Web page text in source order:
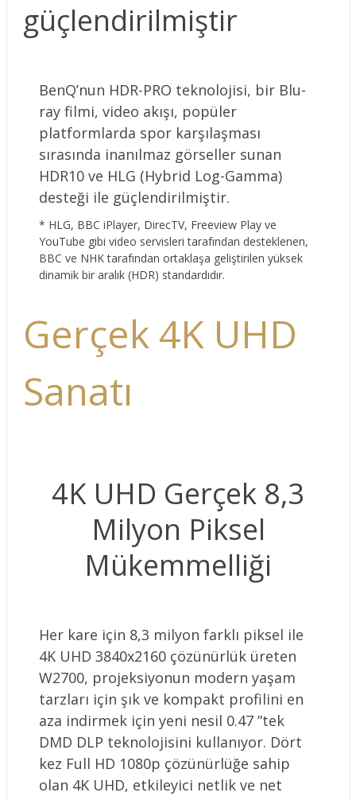
güçlendirilmiştir
BenQ’nun HDR-PRO teknolojisi, bir Blu-
ray filmi, video akışı, popüler
platformlarda spor karşılaşması
sırasında inanılmaz görseller sunan
HDR10 ve HLG (Hybrid Log-Gamma)
desteği ile güçlendirilmiştir.
* HLG, BBC iPlayer, DirecTV, Freeview Play ve
YouTube gibi video servisleri tarafından desteklenen,
BBC ve NHK tarafından ortaklaşa geliştirilen yüksek
dinamik bir aralık (HDR) standardıdır.
Gerçek 4K UHD
Sanatı
4K UHD Gerçek 8,3
Milyon Piksel
Mükemmelliği
Her kare için 8,3 milyon farklı piksel ile
4K UHD 3840x2160 çözünürlük üreten
W2700, projeksiyonun modern yaşam
tarzları için şık ve kompakt profilini en
aza indirmek için yeni nesil 0.47 ”tek
DMD DLP teknolojisini kullanıyor. Dört
kez Full HD 1080p çözünürlüğe sahip
olan 4K UHD, etkileyici netlik ve net